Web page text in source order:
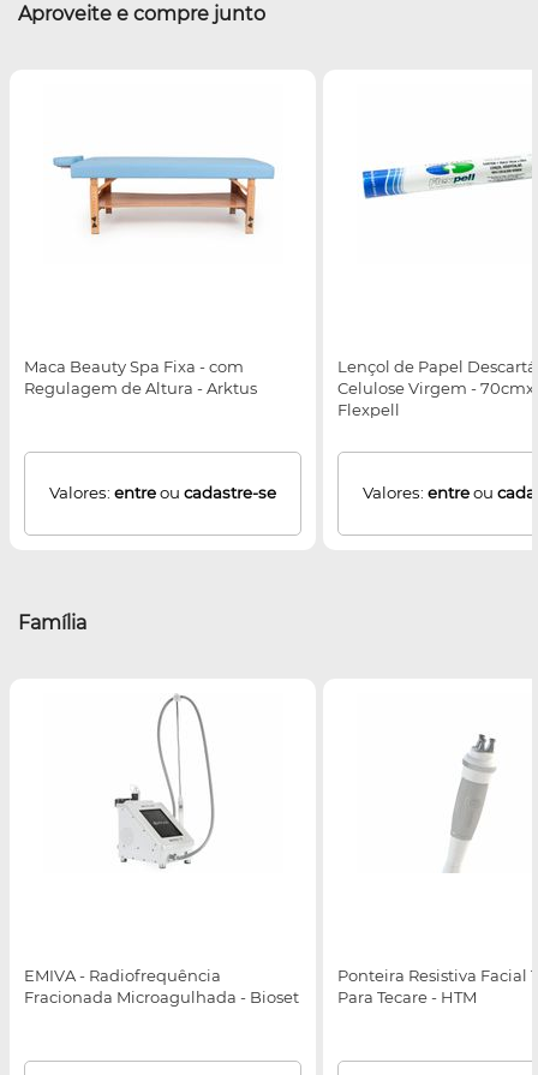
Aproveite e compre junto
Maca Beauty Spa Fixa - com
Regulagem de Altura - Arktus
Valores: entreou cadastre-se
Lençol de Papel
Celulose Virgem -
Flexpell
Valores: entreou
Família
EMIVA - Radiofrequência
Fracionada Microagulhada - Bioset
Ponteira Resistiva Facial
Para Tecare - HTM